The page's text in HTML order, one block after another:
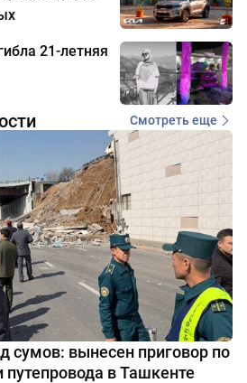
21-летняя
Смотреть еще
сумов: вынесен приговор по
в Ташкенте